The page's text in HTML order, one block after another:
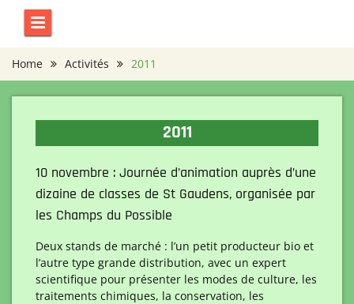
content
Home
Activités 2011
2011
10 novembre : Journée d’animation auprès d’une
dizaine de classes de St Gaudens, organisée par
les Champs du Possible
Deux stands de marché : l’un petit producteur bio et
l’autre type grande distribution, avec un expert
scientifique pour présenter les modes de culture, les
traitements chimiques, la conservation, les